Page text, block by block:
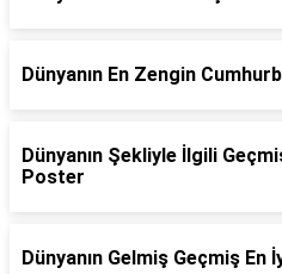
Dünyanın En Zengin
Dünyanın Şekliyle İlgili
Poster
Dünyanın Gelmiş Geçmiş En